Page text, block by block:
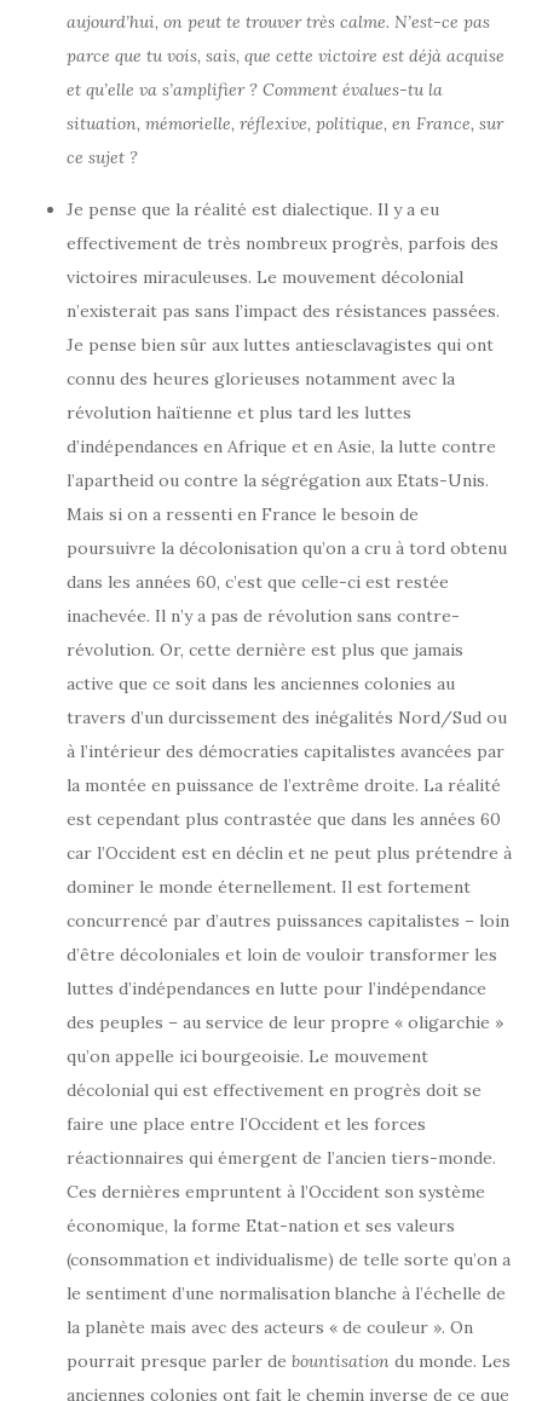
aujourd’hui, on peut te trouver très calme. N’est-ce pas
parce que tu vois, sais, que cette victoire est déjà acquise
et qu’elle va s’amplifier ? Comment évalues-tu la
situation, mémorielle, réflexive, politique, en France, sur
ce sujet ?
Je pense que la réalité est dialectique. Il y a eu
effectivement de très nombreux progrès, parfois des
victoires miraculeuses. Le mouvement décolonial
n’existerait pas sans l’impact des résistances passées.
Je pense bien sûr aux luttes antiesclavagistes qui ont
connu des heures glorieuses notamment avec la
révolution haïtienne et plus tard les luttes
d’indépendances en Afrique et en Asie, la lutte contre
l’apartheid ou contre la ségrégation aux Etats-Unis.
Mais si on a ressenti en France le besoin de
poursuivre la décolonisation qu’on a cru à tord obtenu
dans les années 60, c’est que celle-ci est restée
inachevée. Il n’y a pas de révolution sans contre-
révolution. Or, cette dernière est plus que jamais
active que ce soit dans les anciennes colonies au
travers d’un durcissement des inégalités Nord/Sud ou
à l’intérieur des démocraties capitalistes avancées par
la montée en puissance de l’extrême droite. La réalité
est cependant plus contrastée que dans les années 60
car l’Occident est en déclin et ne peut plus prétendre à
dominer le monde éternellement. Il est fortement
concurrencé par d’autres puissances capitalistes – loin
d’être décoloniales et loin de vouloir transformer les
luttes d’indépendances en lutte pour l’indépendance
des peuples – au service de leur propre « oligarchie »
qu’on appelle ici bourgeoisie. Le mouvement
décolonial qui est effectivement en progrès doit se
faire une place entre l’Occident et les forces
réactionnaires qui émergent de l’ancien tiers-monde.
Ces dernières empruntent à l’Occident son système
économique, la forme Etat-nation et ses valeurs
(consommation et individualisme) de telle sorte qu’on a
le sentiment d’une normalisation blanche à l’échelle de
la planète mais avec des acteurs « de couleur ». On
pourrait presque parler de bountisation du monde. Les
anciennes colonies ont fait le chemin inverse de ce que